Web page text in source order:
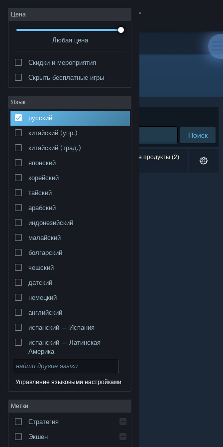
Войти
Сообщество
Информация
Поддержка
Изменить язык
Полная версия
© Valve Corporation. Все права сохранены. Все
торговые марки являются собственностью
Правовая информация
Соглашение подписчика Steam
Файлы cookie
Цена
Любая цена
Скидки и мероприятия
Скрыть бесплатные игры
Язык
русский
китайский (упр.)
китайский (трад.)
японский
корейский
тайский
арабский
индонезийский
малайский
болгарский
чешский
датский
немецкий
английский
испанский — Испания
испанский — Латинская
Америка
Управление языковыми настройками
Метки
Стратегия
Экшен
Разработчик: Blue Collar Games
Сортировать по
Поиск
Результатов по вашему запросу: 0. Некоторые продукты (2)
скрыты согласно вашим настройкам.